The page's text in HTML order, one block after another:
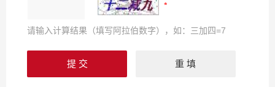
请输入计算结果（填写阿拉伯数字），如：三加四=7